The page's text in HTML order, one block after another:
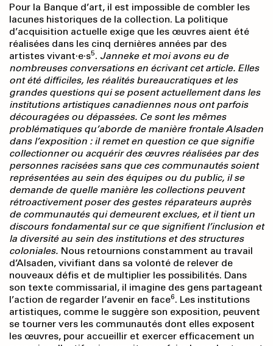
Pour la Banque d’art, il est impossible de combler les
lacunes historiques de la collection. La politique
d’acquisition actuelle exige que les œuvres aient été
réalisées dans les cinq dernières années par des
artistes vivant·e·s5. Janneke et moi avons eu de
nombreuses conversations en écrivant cet article. Elles
ont été difficiles, les réalités bureaucratiques et les
grandes questions qui se posent actuellement dans les
institutions artistiques canadiennes nous ont parfois
découragées ou dépassées. Ce sont les mêmes
problématiques qu’aborde de manière frontale Alsaden
dans l’exposition : il remet en question ce que signifie
collectionner ou acquérir des œuvres réalisées par des
personnes racisées sans que ces communautés soient
représentées au sein des équipes ou du public, il se
demande de quelle manière les collections peuvent
rétroactivement poser des gestes réparateurs auprès
de communautés qui demeurent exclues, et il tient un
discours fondamental sur ce que signifient l’inclusion et
la diversité au sein des institutions et des structures
coloniales. Nous retournions constamment au travail
d’Alsaden, vivifiant dans sa volonté de relever de
nouveaux défis et de multiplier les possibilités. Dans
son texte commissarial, il imagine des gens partageant
l’action de regarder l’avenir en face6. Les institutions
artistiques, comme le suggère son exposition, peuvent
se tourner vers les communautés dont elles exposent
les œuvres, pour accueillir et exercer efficacement un